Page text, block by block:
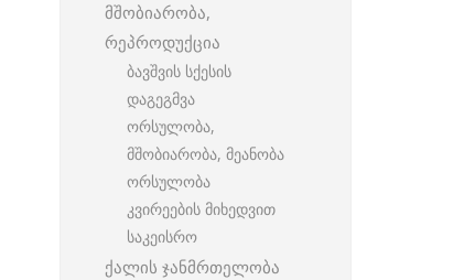
მშობიარობა,
რეპროდუქცია
ბავშვის სქესის
დაგეგმვა
ორსულობა,
მშობიარობა, მეანობა
ორსულობა
კვირეების მიხედვით
საკეისრო
ქალის ჯანმრთელობა